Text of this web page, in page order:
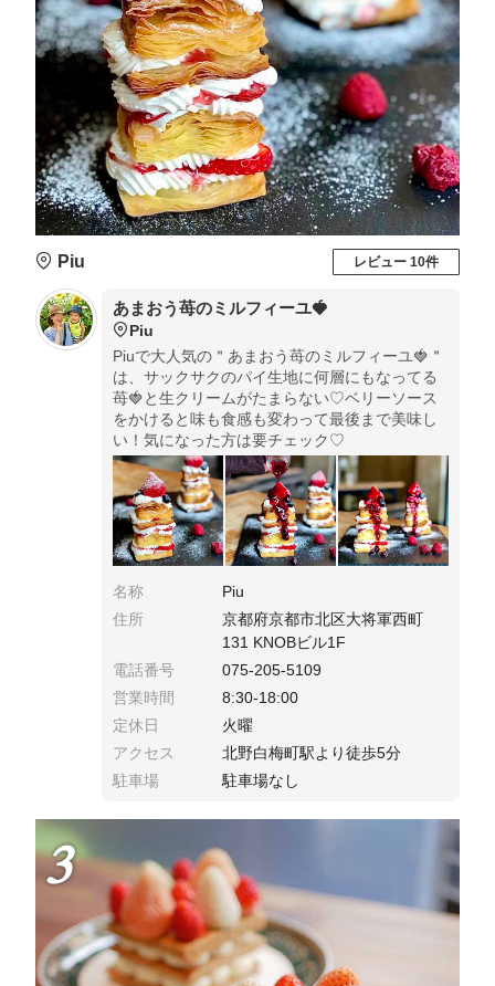
Piu レビュー 10件
あまおう苺のミルフィーユ🍓
Piu
Piuで大人気の＂あまおう苺のミルフィーユ🍓＂
は、サックサクのパイ生地に何層にもなってる
苺🍓と生クリームがたまらない♡ベリーソース
をかけると味も食感も変わって最後まで美味し
い！気になった方は要チェック♡
名称
Piu
住所
京都府京都市北区大将軍西町
131 KNOBビル1F
電話番号
075-205-5109
営業時間
8:30-18:00
定休日
火曜
アクセス
北野白梅町駅より徒歩5分
駐車場
駐車場なし
3